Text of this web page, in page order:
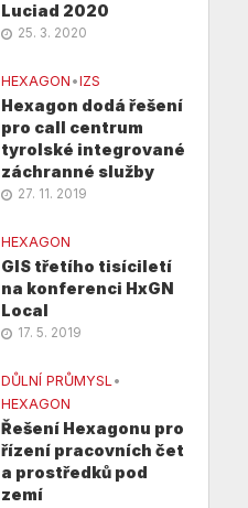
Luciad 2020
25. 3. 2020
HEXAGON •IZS
Hexagon dodá řešení
pro call centrum
tyrolské integrované
záchranné služby
27. 11. 2019
HEXAGON
GIS třetího tisíciletí
na konferenci HxGN
Local
17. 5. 2019
DŮLNÍ PRŮMYSL•
HEXAGON
Řešení Hexagonu pro
řízení pracovních čet
a prostředků pod
zemí